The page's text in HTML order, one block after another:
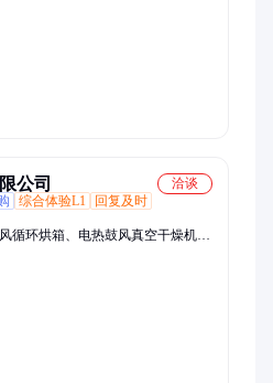
公司
洽谈
综合体验L1
回复及时
循环烘箱、电热鼓风真空干燥机、
板真空干燥箱、真空干燥箱、真空